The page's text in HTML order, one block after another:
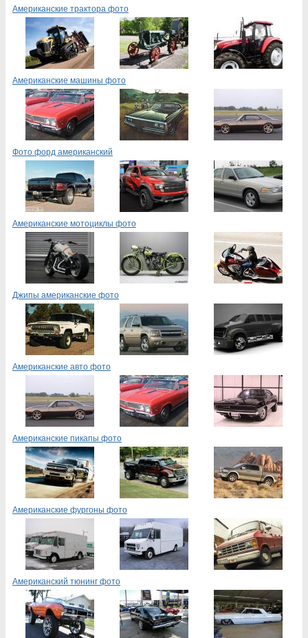
Американские трактора фото
Американские машины фото
Фото форд американский
Американские мотоциклы фото
Джипы американские фото
Американские авто фото
Американские пикапы фото
Американские фургоны фото
Американский тюнинг фото